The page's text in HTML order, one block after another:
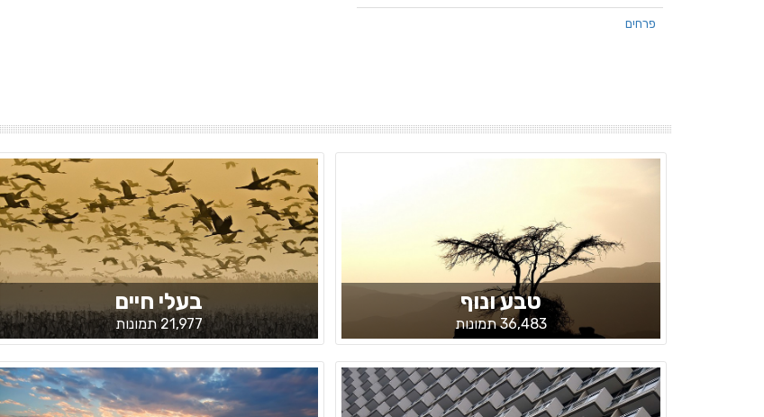
פרחים
טבע ונוף
36,483 תמונות
בעלי חיים
21,977 תמונות